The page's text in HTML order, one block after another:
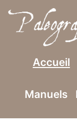
SKIP TO
Accueil
Manuels